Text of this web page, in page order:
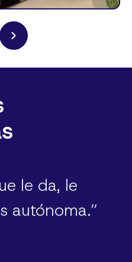
le da, le
autónoma.”